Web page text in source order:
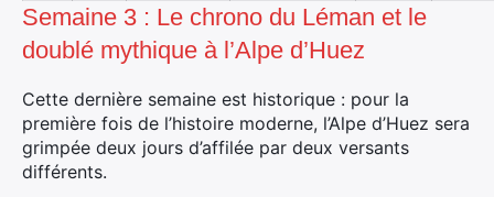
Semaine 3 : Le chrono du Léman et le
doublé mythique à l’Alpe d’Huez
Cette dernière semaine est historique : pour la
première fois de l’histoire moderne, l’Alpe d’Huez sera
grimpée deux jours d’affilée par deux versants
différents.